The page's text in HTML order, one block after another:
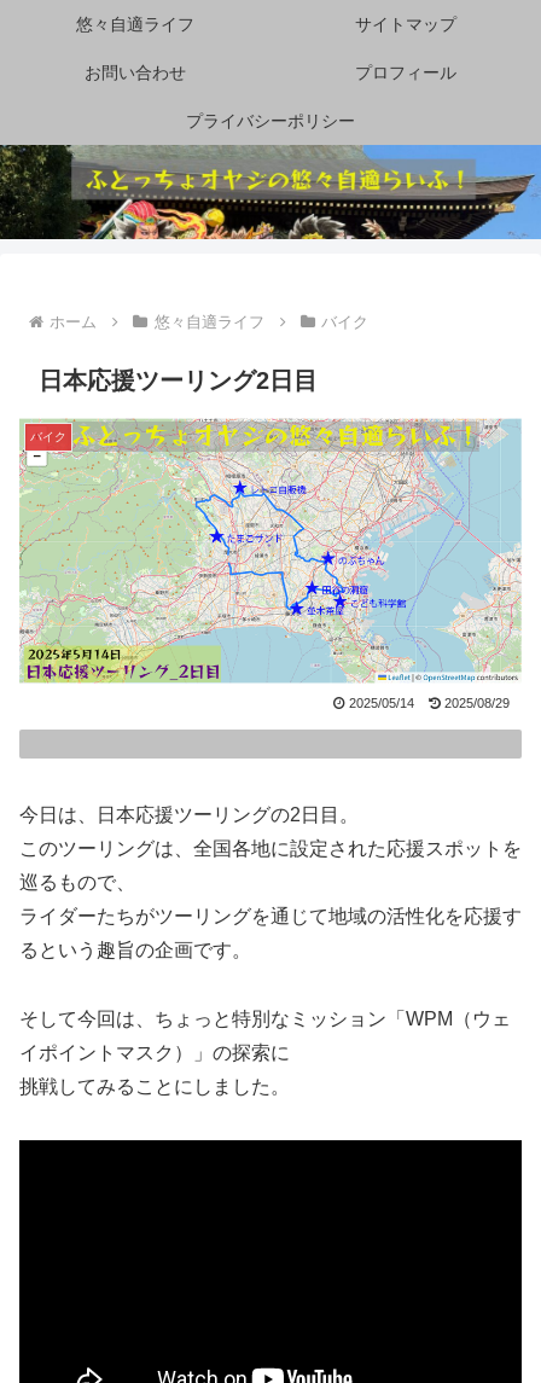
悠々自適ライフ サイトマップ
お問い合わせ プロフィール
プライバシーポリシー
ホーム 悠々自適ライフ バイク
日本応援ツーリング2日目
バイク
2025/05/14 2025/08/29
今日は、日本応援ツーリングの2日目。
このツーリングは、全国各地に設定された応援スポットを
巡るもので、
ライダーたちがツーリングを通じて地域の活性化を応援す
るという趣旨の企画です。
そして今回は、ちょっと特別なミッション「WPM（ウェ
イポイントマスク）」の探索に
挑戦してみることにしました。